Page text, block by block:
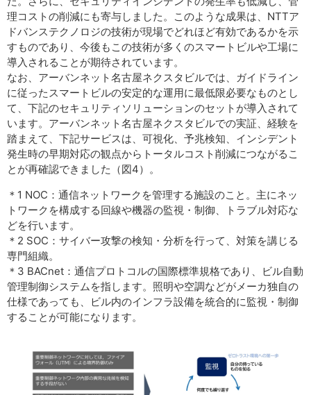
理コストの削減にも寄与しました。このような成果は、NTTア
ドバンステクノロジの技術が現場でどれほど有効であるかを示
すものであり、今後もこの技術が多くのスマートビルや工場に
導入されることが期待されています。
なお、アーバンネット名古屋ネクスタビルでは、ガイドライン
に従ったスマートビルの安定的な運用に最低限必要なものとし
て、下記のセキュリティソリューションのセットが導入されて
います。アーバンネット名古屋ネクスタビルでの実証、経験を
踏まえて、下記サービスは、可視化、予兆検知、インシデント
発生時の早期対応の観点からトータルコスト削減につながるこ
とが再確認できました（図4）。
＊1 NOC：通信ネットワークを管理する施設のこと。主にネッ
トワークを構成する回線や機器の監視・制御、トラブル対応な
どを行います。
＊2 SOC：サイバー攻撃の検知・分析を行って、対策を講じる
専門組織。
＊3 BACnet：通信プロトコルの国際標準規格であり、ビル自動
管理制御システムを指します。照明や空調などがメーカ独自の
仕様であっても、ビル内のインフラ設備を統合的に監視・制御
することが可能になります。